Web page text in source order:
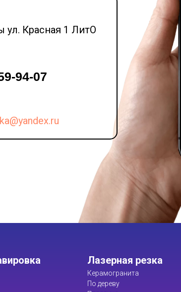
ул. Красная 1 ЛитО
94-07
Лазерная резка
Керамогранита
По дереву